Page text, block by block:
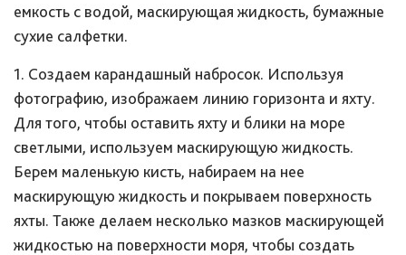
емкость с водой, маскирующая жидкость, бумажные
сухие салфетки.
1. Создаем карандашный набросок. Используя
фотографию, изображаем линию горизонта и яхту.
Для того, чтобы оставить яхту и блики на море
светлыми, используем маскирующую жидкость.
Берем маленькую кисть, набираем на нее
маскирующую жидкость и покрываем поверхность
яхты. Также делаем несколько мазков маскирующей
жидкостью на поверхности моря, чтобы создать